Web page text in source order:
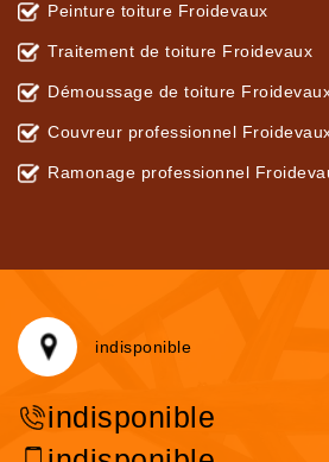
Peinture toiture Froidevaux
Traitement de toiture Froidevaux
Démoussage de toiture
Couvreur professionnel
Ramonage professionnel
indisponible
indisponible